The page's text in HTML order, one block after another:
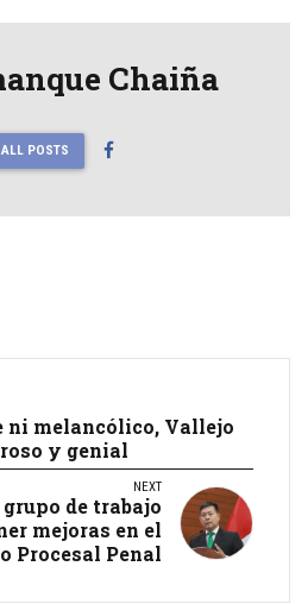
Chaiña
POSTS
ni melancólico, Vallejo
y genial
NEXT
de trabajo
mejoras en el
Procesal Penal